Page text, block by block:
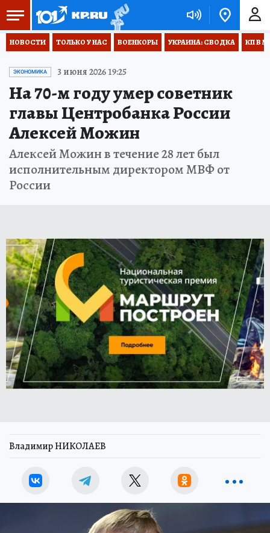
НОВОСТИ ТОЛЬКО У НАС ВОЕНКОРЫ УКРАИНА: СВОДКА КП В
ЭКОНОМИКА 3 июня 2026 19:25
На 70-м году умер советник
главы Центробанка России
Алексей Можин
Алексей Можин в течение 28 лет был
исполнительным директором МВФ от
России
Владимир НИКОЛАЕВ